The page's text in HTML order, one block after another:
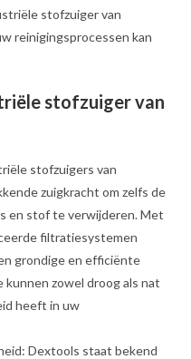
stofzuiger van
reinigingsprocessen kan
stofzuiger van
stofzuigers van
zuigkracht om zelfs de
en stof te verwijderen. Met
filtratiesystemen
grondige en efficiënte
zowel droog als nat
heeft in uw
Dextools staat bekend